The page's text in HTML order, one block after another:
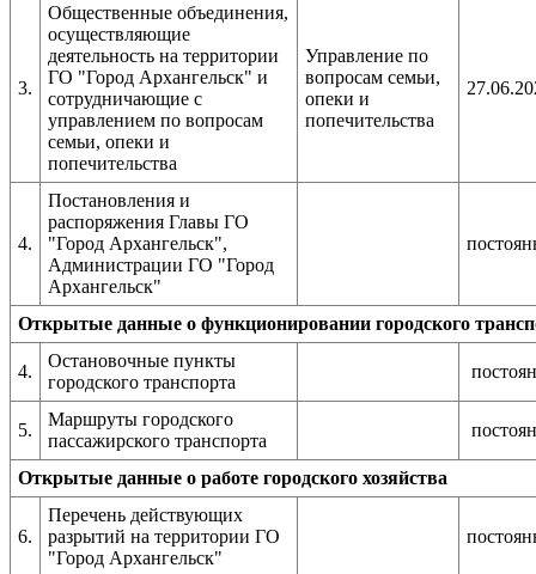
3.
Общественные объединения,
осуществляющие
деятельность на территории
ГО "Город Архангельск" и
сотрудничающие с
управлением по вопросам
семьи, опеки и
попечительства
Управление по
вопросам семьи,
опеки и
попечительства
4.
Постановления и
распоряжения Главы ГО
"Город Архангельск",
Администрации ГО "Город
Архангельск"
Открытые данные о функционировании городского
4.
Остановочные пункты
городского транспорта
5.
Маршруты городского
пассажирского транспорта
Открытые данные о работе городского хозяйства
6.
Перечень действующих
разрытий на территории ГО
"Город Архангельск"